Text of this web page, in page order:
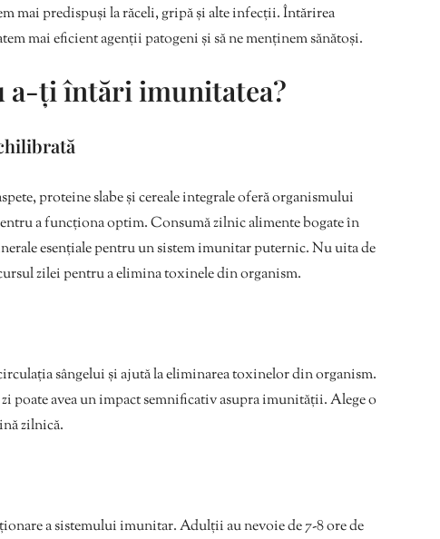
mai predispuși la răceli, gripă și alte infecții. Întărirea
mai eficient agenții patogeni și să ne menținem sănătoși.
a-ți întări imunitatea?
proteine slabe și cereale integrale oferă organismului
a funcționa optim. Consumă zilnic alimente bogate în
esențiale pentru un sistem imunitar puternic. Nu uita de
zilei pentru a elimina toxinele din organism.
sângelui și ajută la eliminarea toxinelor din organism.
poate avea un impact semnificativ asupra imunității. Alege o
zilnică.
a sistemului imunitar. Adulții au nevoie de 7-8 ore de